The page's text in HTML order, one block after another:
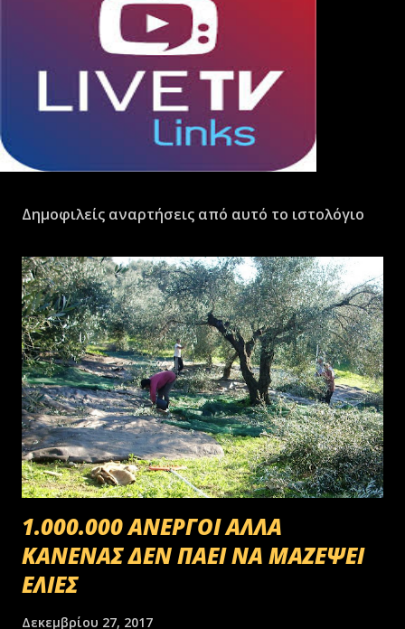
Δημοφιλείς αναρτήσεις από αυτό το ιστολόγιο
1.000.000 ΑΝΕΡΓΟΙ ΑΛΛΑ
ΚΑΝΕΝΑΣ ΔΕΝ ΠΑΕΙ ΝΑ ΜΑΖΕΨΕΙ
ΕΛΙΕΣ
Δεκεμβρίου 27, 2017